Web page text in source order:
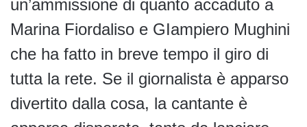
un’ammissione di quanto accaduto a
Marina Fiordaliso e GIampiero Mughini
che ha fatto in breve tempo il giro di
tutta la rete. Se il giornalista è apparso
divertito dalla cosa, la cantante è